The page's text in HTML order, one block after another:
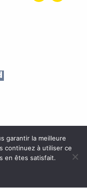
garantir la meilleure
continuez à utiliser ce
en êtes satisfait.